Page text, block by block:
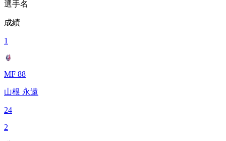
選手名
成績
1
MF 88
山根 永遠
24
2